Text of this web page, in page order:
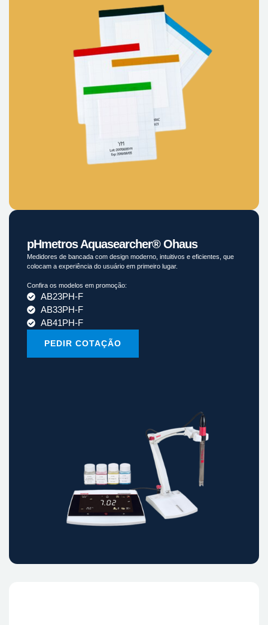
pHmetros Aquasearcher® Ohaus
Medidores de bancada com design moderno, intuitivos e eficientes, que
colocam a experiência do usuário em primeiro lugar.
Confira os modelos em promoção:
AB23PH-F
AB33PH-F
AB41PH-F
PEDIR COTAÇÃO